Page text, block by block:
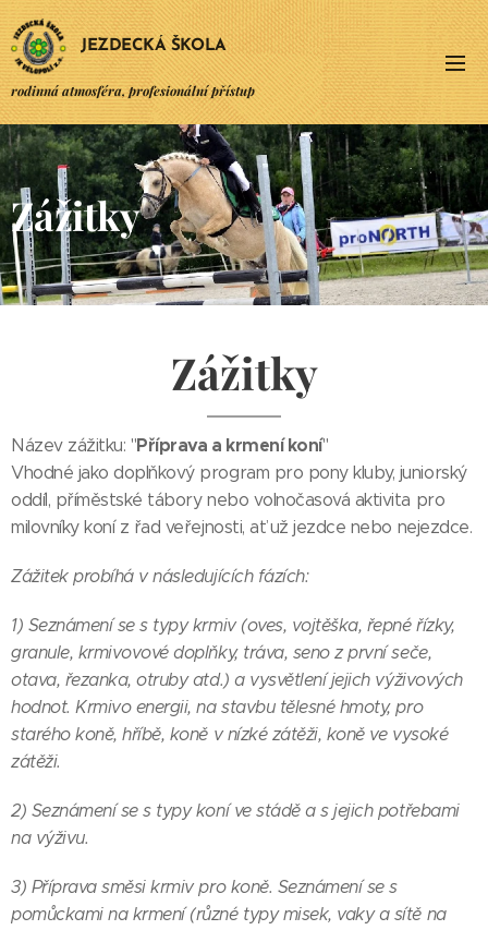
JEZDECKÁ ŠKOLA
rodinná atmosféra, profesionální přístup
Zážitky
Zážitky
Název zážitku: "Příprava a krmení koní"
Vhodné jako doplňkový program pro pony kluby, juniorský
oddíl, příměstské tábory nebo volnočasová aktivita pro
milovníky koní z řad veřejnosti, ať už jezdce nebo nejezdce.
Zážitek probíhá v následujících fázích:
1) Seznámení se s typy krmiv (oves, vojtěška, řepné řízky,
granule, krmivovové doplňky, tráva, seno z první seče,
otava, řezanka, otruby atd.) a vysvětlení jejich výživových
hodnot. Krmivo energii, na stavbu tělesné hmoty, pro
starého koně, hříbě, koně v nízké zátěži, koně ve vysoké
zátěži.
2) Seznámení se s typy koní ve stádě a s jejich potřebami
na výživu.
3) Příprava směsi krmiv pro koně. Seznámení se s
pomůckami na krmení (různé typy misek, vaky a sítě na